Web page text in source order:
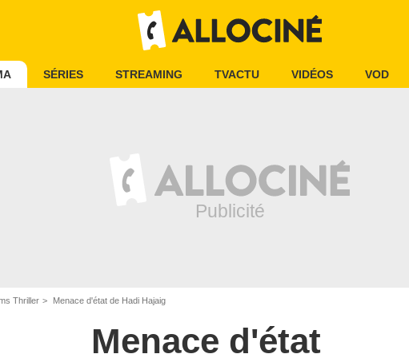
SÉRIES STREAMING TVACTU VIDÉOS VOD
Thriller Menace d'état de Hadi Hajaig
Menace d'état